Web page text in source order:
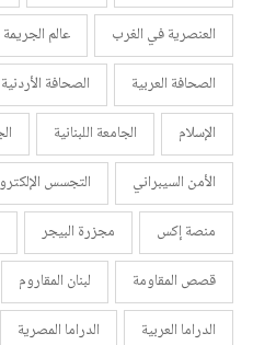
العنصرية في الغرب
عالم الجريمة
الصحافة العربية
الصحافة الأردنية
الإسلام
الجامعة اللبنانية
الأمن السيبراني
التجسس
منصة إكس
مجزرة البيجر
قصص المقاومة
لبنان المقاروم
الدراما العربية
الدراما المصرية